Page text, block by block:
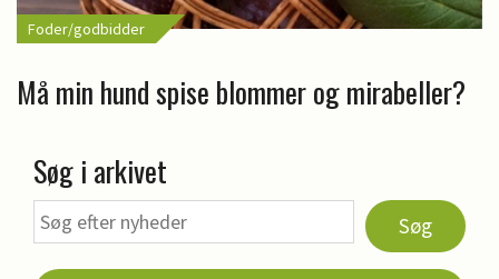
Foder/godbidder
Må min hund spise blommer og mirabeller?
Søg i arkivet
Søg